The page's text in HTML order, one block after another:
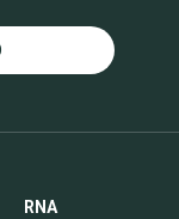
RNA